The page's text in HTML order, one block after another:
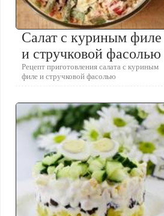
Салат с куриным филе
и стручковой фасолью
Рецепт приготовления салата с куриным
филе и стручковой фасолью